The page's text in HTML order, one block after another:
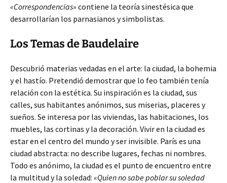
«Correspondencias» contiene la teoría sinestésica que
desarrollarían los parnasianos y simbolistas.
Los Temas de Baudelaire
Descubrió materias vedadas en el arte: la ciudad, la bohemia
y el hastío. Pretendió demostrar que lo feo también tenía
relación con la estética. Su inspiración es la ciudad, sus
calles, sus habitantes anónimos, sus miserias, placeres y
sueños. Se interesa por las viviendas, las habitaciones, los
muebles, las cortinas y la decoración. Vivir en la ciudad es
estar en el centro del mundo y ser invisible. París es una
ciudad abstracta: no describe lugares, fechas ni nombres.
Todo es anónimo, la ciudad es el punto de encuentro entre
la multitud y la soledad: «Quien no sabe poblar su soledad